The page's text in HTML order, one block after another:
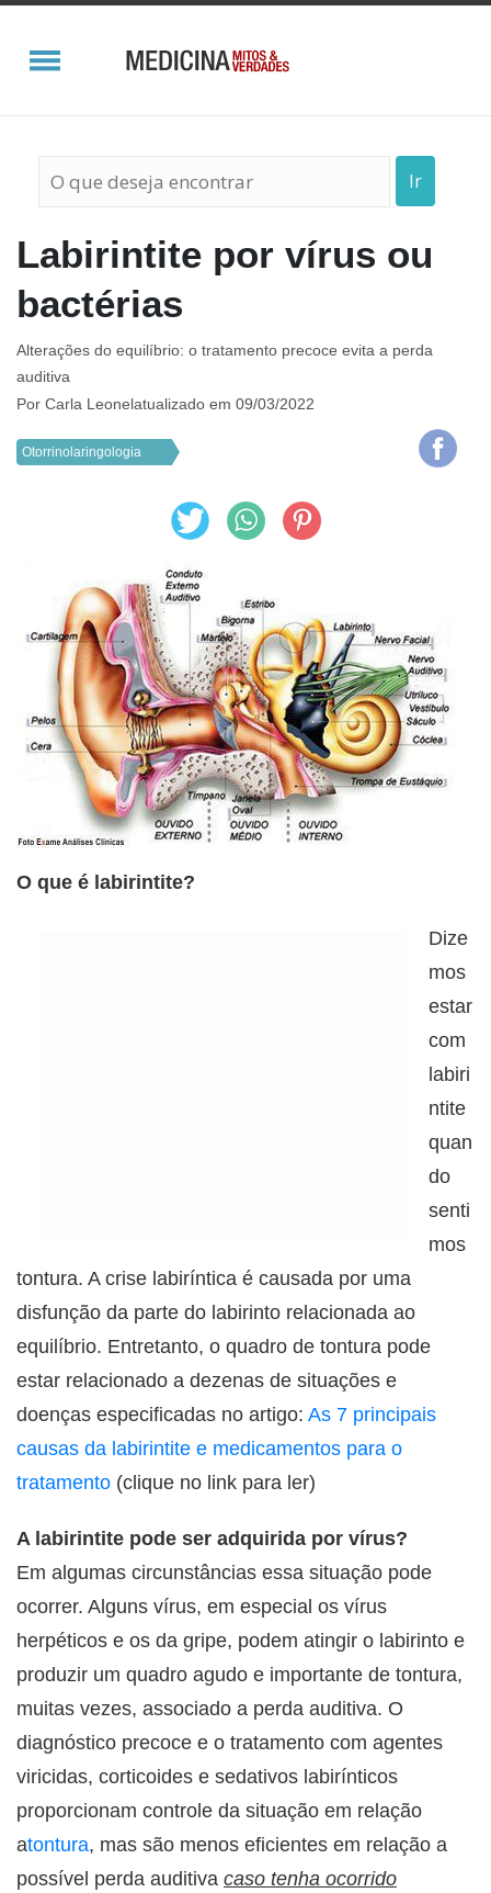
Ir
Labirintite por vírus ou
bactérias
Alterações do equilíbrio: o tratamento precoce evita a perda
auditiva
Por Carla Leonelatualizado em 09/03/2022
Otorrinolaringologia
O que é labirintite?
Dize
mos
estar
com
labiri
ntite
quan
do
senti
mos
tontura. A crise labiríntica é causada por uma
disfunção da parte do labirinto relacionada ao
equilíbrio. Entretanto, o quadro de tontura pode
estar relacionado a dezenas de situações e
doenças especificadas no artigo: As 7 principais
causas da labirintite e medicamentos para o
tratamento (clique no link para ler)
A labirintite pode ser adquirida por vírus?
Em algumas circunstâncias essa situação pode
ocorrer. Alguns vírus, em especial os vírus
herpéticos e os da gripe, podem atingir o labirinto e
produzir um quadro agudo e importante de tontura,
muitas vezes, associado a perda auditiva. O
diagnóstico precoce e o tratamento com agentes
viricidas, corticoides e sedativos labirínticos
proporcionam controle da situação em relação
atontura, mas são menos eficientes em relação a
possível perda auditiva caso tenha ocorrido